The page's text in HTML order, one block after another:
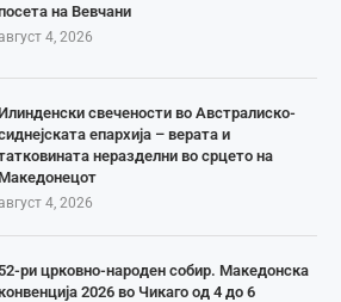
на Вевчани
4, 2026
свечености во Австралиско-
епархија – верата и
неразделни во срцето на
4, 2026
ри црковно-народен собир. Македонска
2026 во Чикаго од 4 до 6